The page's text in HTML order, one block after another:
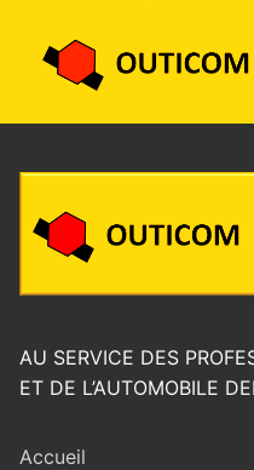
AU SERVICE DES
ET DE L’AUTOMOBILE
Accueil